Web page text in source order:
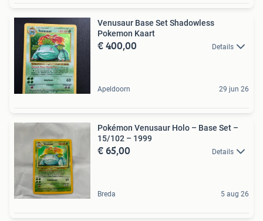
Venusaur Base Set Shadowless
Pokemon Kaart
€ 400,00 Details
Apeldoorn 29 jun 26
Pokémon Venusaur Holo – Base Set –
15/102 – 1999
€ 65,00 Details
Breda 5 aug 26